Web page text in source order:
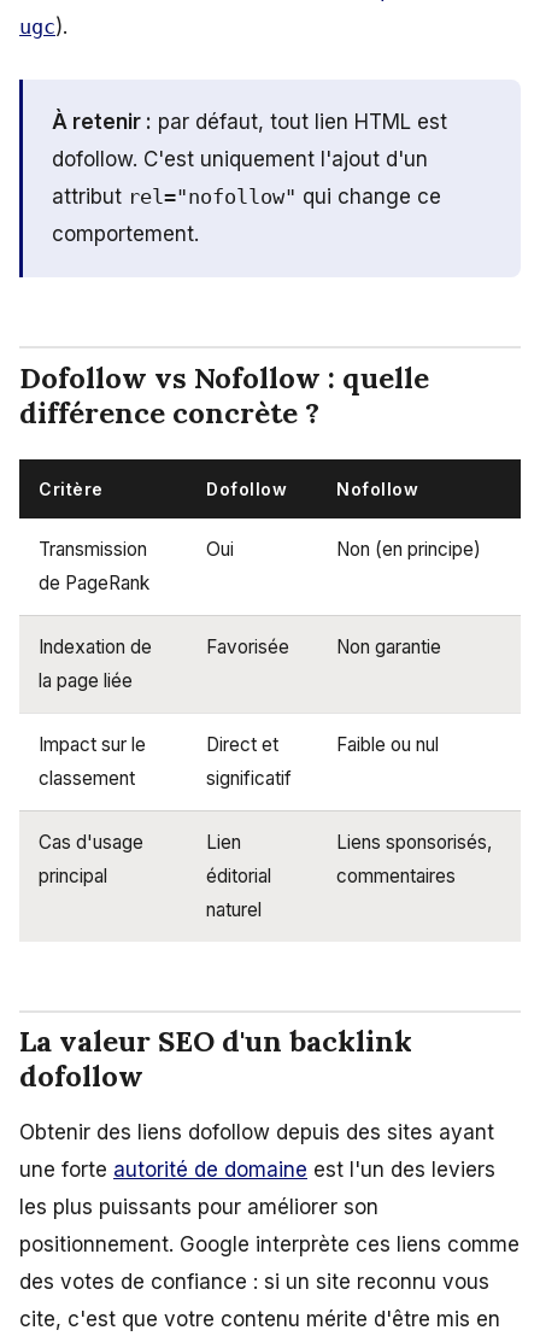
ugc).
À retenir : par défaut, tout lien HTML est
dofollow. C'est uniquement l'ajout d'un
attribut rel="nofollow" qui change ce
comportement.
Dofollow vs Nofollow : quelle
différence concrète ?
Critère Dofollow Nofollow
Transmission
de PageRank
Oui Non (en principe)
Indexation de
la page liée
Favorisée Non garantie
Impact sur le
classement
Direct et
significatif
Faible ou nul
Cas d'usage
principal
Lien
éditorial
naturel
Liens sponsorisés,
commentaires
La valeur SEO d'un backlink
dofollow
Obtenir des liens dofollow depuis des sites ayant
une forte autorité de domaine est l'un des leviers
les plus puissants pour améliorer son
positionnement. Google interprète ces liens comme
des votes de confiance : si un site reconnu vous
cite, c'est que votre contenu mérite d'être mis en